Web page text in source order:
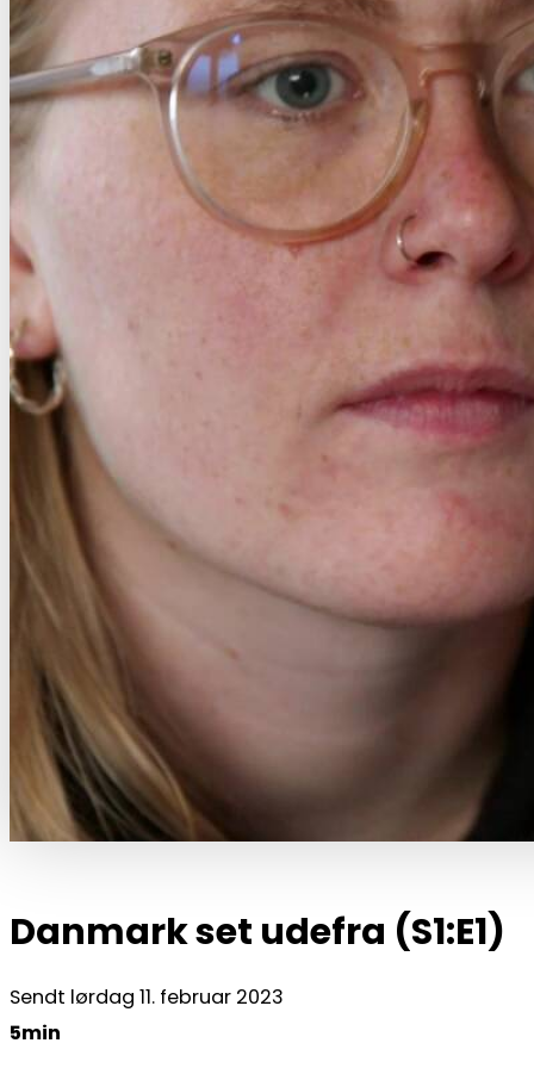
Danmark set udefra (S1:E1)
Sendt lørdag 11. februar 2023
5min